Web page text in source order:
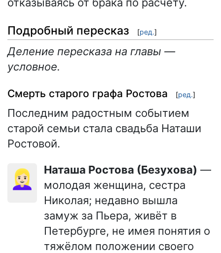
отказываясь от брака по расчёту.
Подробный пересказ [ред.]
Деление пересказа на главы —
условное.
Смерть старого графа Ростова [ред.]
Последним радостным событием
старой семьи стала свадьба Наташи
Ростовой.
👱🏻‍♀️ Наташа Ростова (Безухова) —
молодая женщина, сестра
Николая; недавно вышла
замуж за Пьера, живёт в
Петербурге, не имея понятия о
тяжёлом положении своего